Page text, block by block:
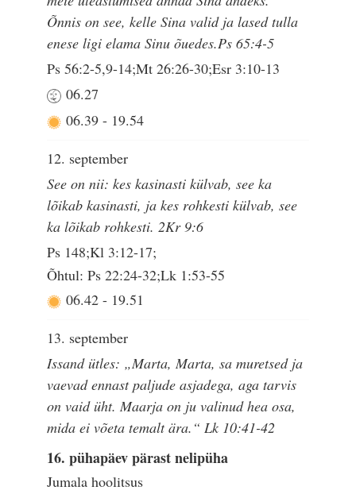
Õnnis on see, kelle Sina valid ja lased tulla
enese ligi elama Sinu õuedes.Ps 65:4-5
Ps 56:2-5,9-14;Mt 26:26-30;Esr 3:10-13
06.27
06.39 - 19.54
12. september
See on nii: kes kasinasti külvab, see ka
lõikab kasinasti, ja kes rohkesti külvab, see
ka lõikab rohkesti. 2Kr 9:6
Ps 148;Kl 3:12-17;
Õhtul: Ps 22:24-32;Lk 1:53-55
06.42 - 19.51
13. september
Issand ütles: „Marta, Marta, sa muretsed ja
vaevad ennast paljude asjadega, aga tarvis
on vaid üht. Maarja on ju valinud hea osa,
mida ei võeta temalt ära.“ Lk 10:41-42
16. pühapäev pärast nelipüha
Jumala hoolitsus